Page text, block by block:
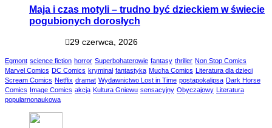
Maja i czas motyli – trudno być dzieckiem w świecie
pogubionych dorosłych
29 czerwca, 2026
Egmont science fiction horror Superbohaterowie fantasy thriller Non Stop Comics
Marvel Comics DC Comics kryminał fantastyka Mucha Comics Literatura dla dzieci
Scream Comics Netflix dramat Wydawnictwo Lost in Time postapokalipsa Dark Horse
Comics Image Comics akcja Kultura Gniewu sensacyjny Obyczajowy Literatura
popularnonaukowa